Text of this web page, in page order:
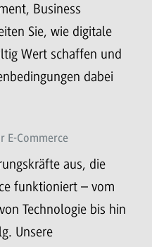
Business
Sie, wie digitale
Wert schaffen und
dabei
E-Commerce
aus, die
funktioniert – vom
Technologie bis hin
Unsere